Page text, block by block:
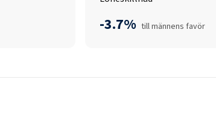
-3.7% till männens favör